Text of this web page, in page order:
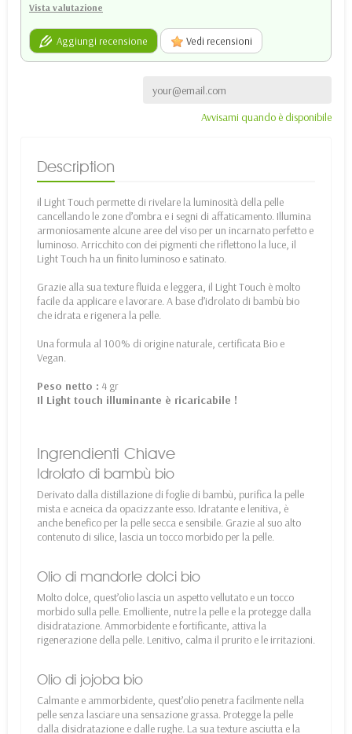
Vista valutazione
Aggiungi recensione Vedi recensioni
Avvisami quando è disponibile
Description
il Light Touch permette di rivelare la luminosità della pelle
cancellando le zone d’ombra e i segni di affaticamento. Illumina
armoniosamente alcune aree del viso per un incarnato perfetto e
luminoso. Arricchito con dei pigmenti che riflettono la luce, il
Light Touch ha un finito luminoso e satinato.
Grazie alla sua texture fluida e leggera, il Light Touch è molto
facile da applicare e lavorare. A base d’idrolato di bambù bio
che idrata e rigenera la pelle.
Una formula al 100% di origine naturale, certificata Bio e
Vegan.
Peso netto : 4 gr
Il Light touch illuminante è ricaricabile !
Ingrendienti Chiave
Idrolato di bambù bio
Derivato dalla distillazione di foglie di bambù, purifica la pelle
mista e acneica da opacizzante esso. Idratante e lenitiva, è
anche benefico per la pelle secca e sensibile. Grazie al suo alto
contenuto di silice, lascia un tocco morbido per la pelle.
Olio di mandorle dolci bio
Molto dolce, quest’olio lascia un aspetto vellutato e un tocco
morbido sulla pelle. Emolliente, nutre la pelle e la protegge dalla
disidratazione. Ammorbidente e fortificante, attiva la
rigenerazione della pelle. Lenitivo, calma il prurito e le irritazioni.
Olio di jojoba bio
Calmante e ammorbidente, quest’olio penetra facilmente nella
pelle senza lasciare una sensazione grassa. Protegge la pelle
dalla disidratazione e dalle rughe. La sua texture asciutta e la